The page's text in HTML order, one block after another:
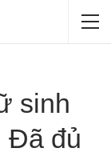
sinh
Đã đủ